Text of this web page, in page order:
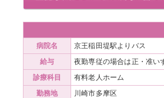
病院名
京王稲田堤駅よりバス
給与
夜勤専従の場合は正・准い
診療科目
有料老人ホーム
勤務地
川崎市多摩区